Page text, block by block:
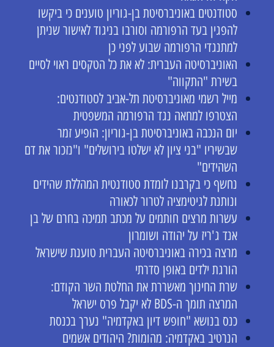
סטודנטים באוניברסיטת בן-גוריון טוענים כי ביקשו
להפגין בעד הרפורמה וסורבו בניגוד לאישור שניתן
למתנגדי הרפורמה שבוע לפני כן
האוניברסיטה העברית: לא את כל הטקסים ראוי לסיים
בשירת "התקווה"
מייל רשמי מאוניברסיטת תל-אביב לסטודנטים:
הצטרפו למחאה נגד הרפורמה המשפטית
יום הנכבה באוניברסיטת בן-גוריון: הופיע זמר
שבשיריו "בני ציון לא ישלטו בירושלים" ו"נזכור את דם
השהידים"
נחשף כי בקרבנו לומדת סטודנטית המהללת שהידים
ונותנת לגיטימציה לטרור לכאורה
עשרות מרצים חותמים על מכתב תמיכה בחרם של בן
אנד ג'ריז על יהודה ושומרון
מרצה בכירה באוניברסיטה העברית טוענת שישראל
הורגת ילדים באופן סדרתי
שרת החינוך מאשררת את החלטת השר הקודם:
המרצה תומך ה-BDS לא יקבל פרס ישראל
כנס בנושא "חופש דיון באקדמיה" נערך בכנסת
הנרטיב באקדמיה: מהומות? היהודים אשמים